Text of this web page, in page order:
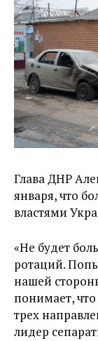
Глава ДНР
января, что
властями
«Не будет
ротаций.
нашей
понимает,
трех
лидер